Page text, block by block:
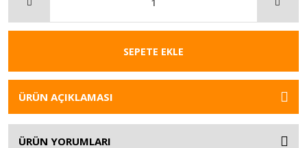
SEPETE EKLE
ÜRÜN AÇIKLAMASI
ÜRÜN YORUMLARI